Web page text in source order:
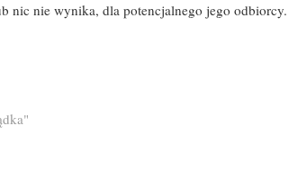
nic nie wynika, dla potencjalnego jego odbiorcy.